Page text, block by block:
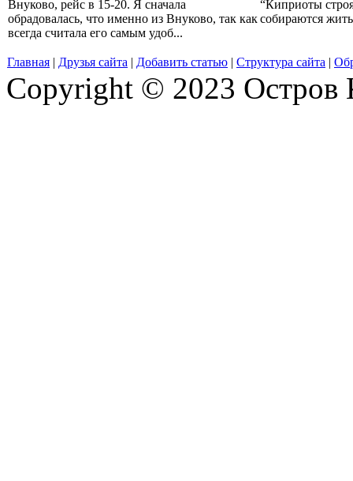
Внуково, рейс в 15-20. Я сначала
обрадовалась, что именно из Внуково, так как
всегда считала его самым удоб...
“Киприоты
собираются
Главная | Друзья сайта | Добавить статью | Структура сайта |
Copyright © 2023 Остров